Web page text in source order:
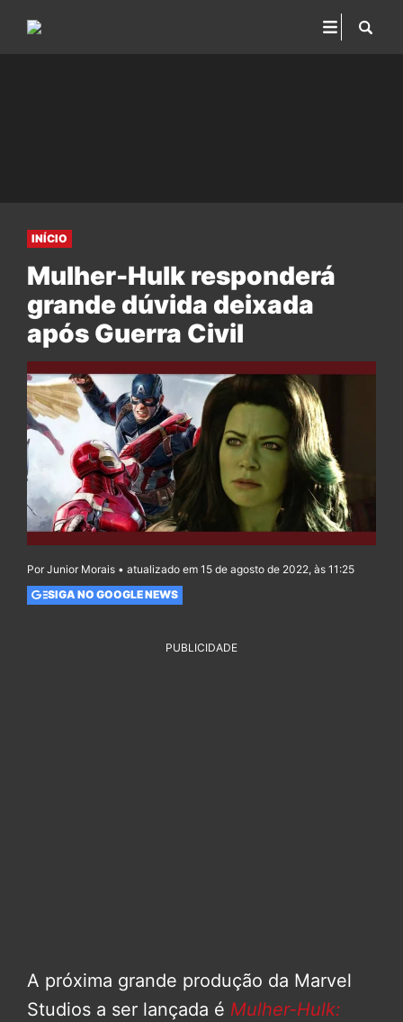
INÍCIO
Mulher-Hulk responderá
grande dúvida deixada
após Guerra Civil
Por Junior Morais • atualizado em 15 de agosto de 2022, às 11:25
SIGA NO GOOGLE NEWS
PUBLICIDADE
A próxima grande produção da Marvel
Studios a ser lançada é Mulher-Hulk: